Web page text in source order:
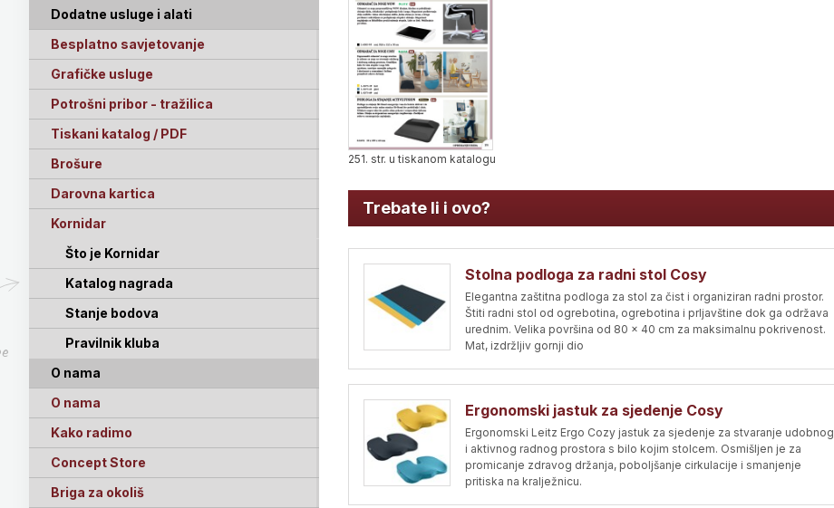
Dodatne usluge i alati
Besplatno savjetovanje
Grafičke usluge
Potrošni pribor - tražilica
Tiskani katalog / PDF
Brošure
Darovna kartica
Kornidar
Što je Kornidar
Katalog nagrada
Stanje bodova
Pravilnik kluba
O nama
O nama
Kako radimo
Concept Store
Briga za okoliš
251. str. u tiskanom katalogu
Trebate li i ovo?
Stolna podloga za radni stol Cosy
Elegantna zaštitna podloga za stol za čist i organiziran radni prostor.
Štiti radni stol od ogrebotina, ogrebotina i prljavštine dok ga održava
urednim. Velika površina od 80 x 40 cm za maksimalnu pokrivenost.
Mat, izdržljiv gornji dio
Ergonomski jastuk za sjedenje Cosy
Ergonomski Leitz Ergo Cozy jastuk za sjedenje za stvaranje udobnog
i aktivnog radnog prostora s bilo kojim stolcem. Osmišljen je za
promicanje zdravog držanja, poboljšanje cirkulacije i smanjenje
pritiska na kralježnicu.